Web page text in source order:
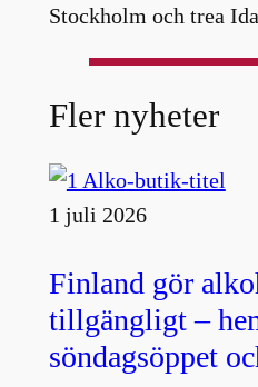
Stockholm och trea
Fler nyheter
1 juli 2026
Finland gör
tillgängligt –
söndagsöppet